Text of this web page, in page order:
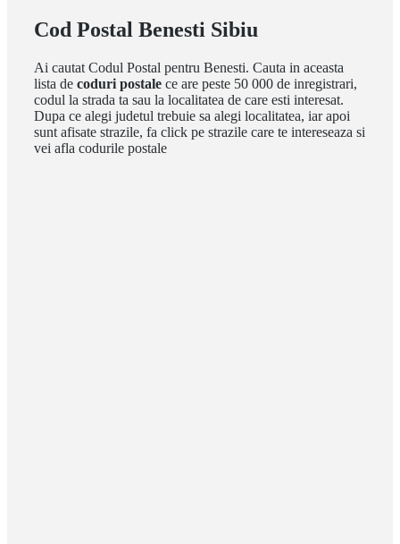
Cod Postal Benesti Sibiu
Ai cautat Codul Postal pentru Benesti. Cauta in aceasta
lista de coduri postale ce are peste 50 000 de inregistrari,
codul la strada ta sau la localitatea de care esti interesat.
Dupa ce alegi judetul trebuie sa alegi localitatea, iar apoi
sunt afisate strazile, fa click pe strazile care te intereseaza si
vei afla codurile postale